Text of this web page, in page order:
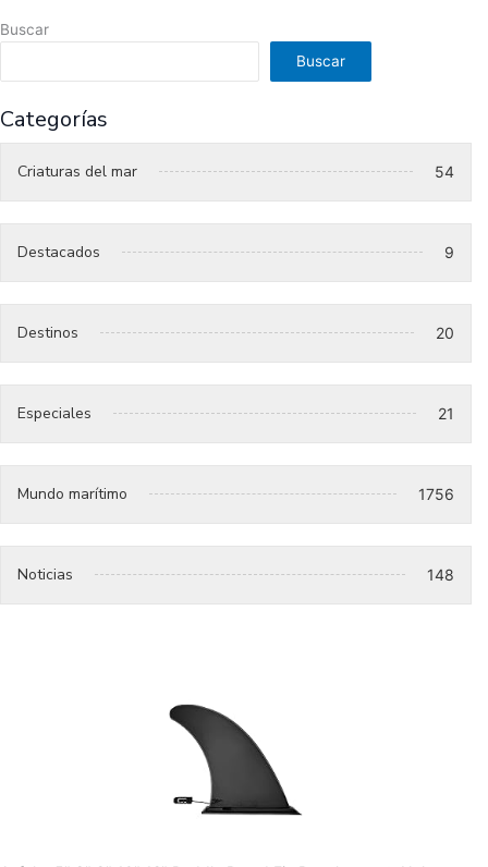
Buscar
Buscar
Categorías
Criaturas del mar 54
Destacados 9
Destinos 20
Especiales 21
Mundo marítimo 1756
Noticias 148